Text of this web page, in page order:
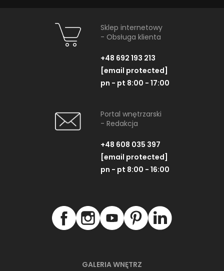
GALERIA WNĘTRZ
Sklep internetowy
- Obsługa klienta
+48 692 193 213
[email protected]
pn - pt 8:00 - 17:00
Portal wnętrzarski
- Redakcja
+48 608 035 397
[email protected]
pn - pt 8:00 - 16:00